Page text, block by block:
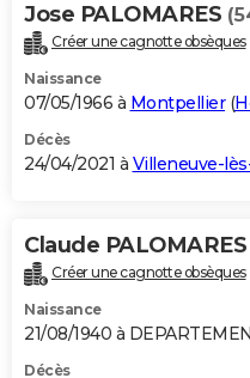
Jose PALOMARES
Créer une cagnotte obsèques
Naissance
07/05/1966 à Montpellier(
Décès
24/04/2021 à Villeneuve-
Claude PALOMARES
Créer une cagnotte obsèques
Naissance
21/08/1940 à
Décès